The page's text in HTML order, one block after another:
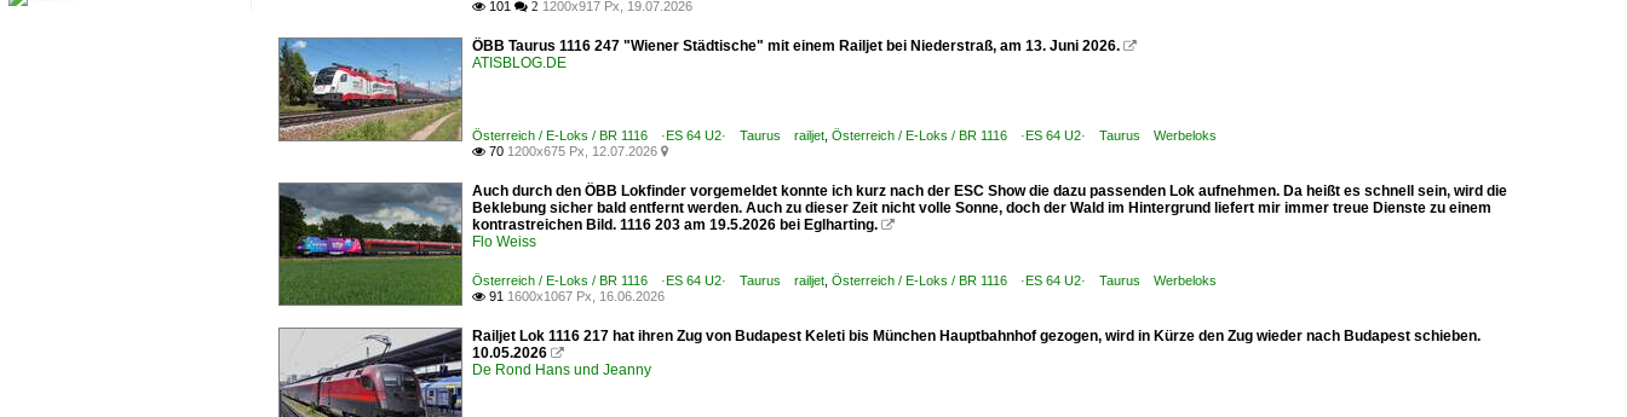
 101  2 1200x917 Px, 19.07.2026
ÖBB Taurus 1116 247 "Wiener Städtische" mit einem Railjet bei Niederstraß, am 13. Juni 2026. 
ATISBLOG.DE
Österreich / E-Loks / BR 1116 ·ES 64 U2· Taurus railjet Österreich / E-Loks / BR 1116 ·ES 64 U2· Taurus Werbeloks
 70 1200x675 Px, 12.07.2026 
Auch durch den ÖBB Lokfinder vorgemeldet konnte ich kurz nach der ESC Show die dazu passenden Lok aufnehmen. Da heißt es schnell sein, wird die
Beklebung sicher bald entfernt werden. Auch zu dieser Zeit nicht volle Sonne, doch der Wald im Hintergrund liefert mir immer treue Dienste zu einem
kontrastreichen Bild. 1116 203 am 19.5.2026 bei Eglharting. 
Flo Weiss
Österreich / E-Loks / BR 1116 ·ES 64 U2· Taurus railjet Österreich / E-Loks / BR 1116 ·ES 64 U2· Taurus Werbeloks
 91 1600x1067 Px, 16.06.2026
Railjet Lok 1116 217 hat ihren Zug von Budapest Keleti bis München Hauptbahnhof gezogen, wird in Kürze den Zug wieder nach Budapest schieben.
10.05.2026 
De Rond Hans und Jeanny